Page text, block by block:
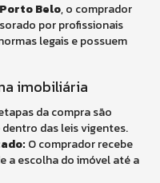
Belo, o comprador
por profissionais
legais e possuem
imobiliária
da compra são
das leis vigentes.
O comprador recebe
a escolha do imóvel até a